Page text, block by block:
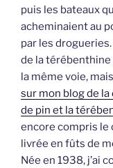
puis les bateaux
acheminaient au
par les
de la térébenthine
la même voie,
sur mon blog de
de pin et la
encore compris le
livrée en fûts de
Née en 1938, j’ai